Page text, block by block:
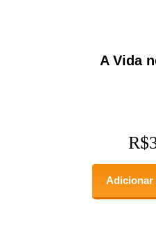
A Vida
R$
Adicionar